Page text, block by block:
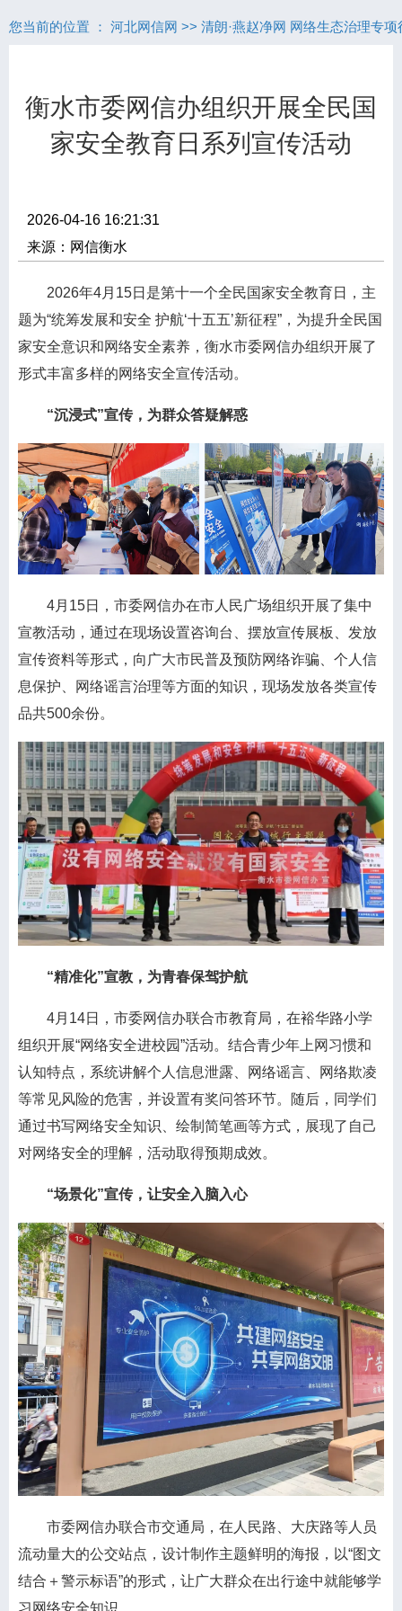
您当前的位置 ： 河北网信网 >> 清朗·燕赵净网 网络生态治理专项
衡水市委网信办组织开展全民国
家安全教育日系列宣传活动
2026-04-16 16:21:31
来源：网信衡水
2026年4月15日是第十一个全民国家安全教育日，主
题为“统筹发展和安全 护航‘十五五’新征程”，为提升全民国
家安全意识和网络安全素养，衡水市委网信办组织开展了
形式丰富多样的网络安全宣传活动。
“沉浸式”宣传，为群众答疑解惑
4月15日，市委网信办在市人民广场组织开展了集中
宣教活动，通过在现场设置咨询台、摆放宣传展板、发放
宣传资料等形式，向广大市民普及预防网络诈骗、个人信
息保护、网络谣言治理等方面的知识，现场发放各类宣传
品共500余份。
“精准化”宣教，为青春保驾护航
4月14日，市委网信办联合市教育局，在裕华路小学
组织开展“网络安全进校园”活动。结合青少年上网习惯和
认知特点，系统讲解个人信息泄露、网络谣言、网络欺凌
等常见风险的危害，并设置有奖问答环节。随后，同学们
通过书写网络安全知识、绘制简笔画等方式，展现了自己
对网络安全的理解，活动取得预期成效。
“场景化”宣传，让安全入脑入心
市委网信办联合市交通局，在人民路、大庆路等人员
流动量大的公交站点，设计制作主题鲜明的海报，以“图文
结合＋警示标语”的形式，让广大群众在出行途中就能够学
习网络安全知识。